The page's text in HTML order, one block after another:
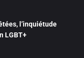
l’inquiétude
LGBT+